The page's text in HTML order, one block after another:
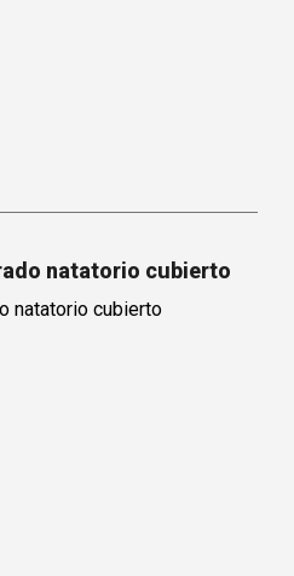
natatorio cubierto